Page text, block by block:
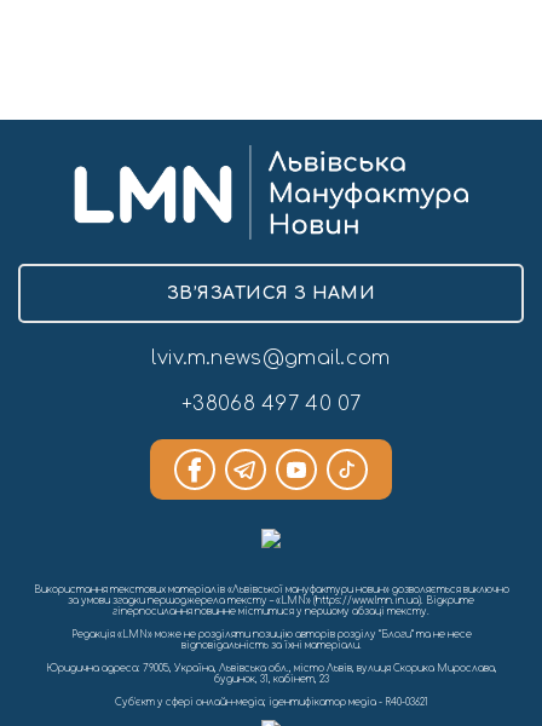
ЗВ’ЯЗАТИСЯ З НАМИ
lviv.m.news@gmail.com
+38068 497 40 07
Використання текстових матеріалів «Львівської мануфактури новин» дозволяється виключно
за умови згадки першоджерела тексту – «LMN» (https://www.lmn.in.ua). Відкрите
гіперпосилання повинне міститися у першому абзаці тексту.
Редакція «LMN» може не розділяти позицію авторів розділу “Блоги” та не несе
відповідальність за їхні матеріали.
Юридична адреса: 79005, Україна, Львівська обл., місто Львів, вулиця Скорика Мирослава,
будинок, 31, кабінет, 23
Cуб'єкт у сфері онлайн-медіа; ідентифікатор медіа - R40-03621